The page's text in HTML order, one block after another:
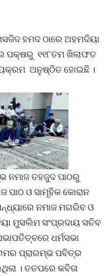
ହମଦ ଠାରେ ଅହମଦିୟା
ପକ୍ଷରୁ ୧୧୮ତମ ଖିଲାଫତ
ଅନୁଷ୍ଠିତ ହୋଇଛି ।
ତହଜୁଦ ପାଠରୁ
ପାଠ ଓ ସାମୂହିକ କୋରାନ
ନମାଜ ମଗରିବ ଓ
ମୁସଲିମ ସଂପ୍ରଦାୟ ସଚିବ
ଧର୍ମସଭା
ପ୍ରାରମ୍ଭ ପବିତ୍ର
। ତତପରେ କବିତା